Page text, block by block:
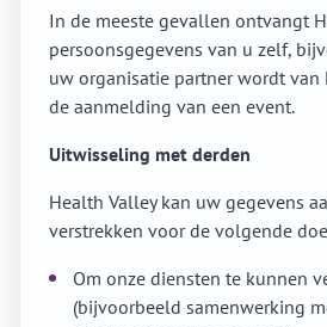
In de meeste gevallen ontvangt
persoonsgegevens van u zelf,
uw organisatie partner wordt van
de aanmelding van een event.
Uitwisseling met derden
Health Valley kan uw gegevens
verstrekken voor de volgende
Om onze diensten te kunnen
(bijvoorbeeld samenwerking